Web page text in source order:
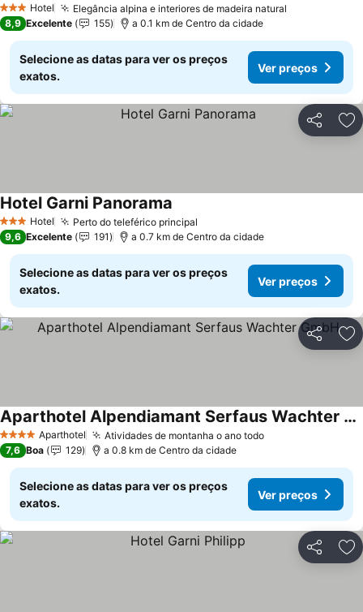
3 EstrelasHotel Elegância alpina e interiores de madeira natural
8,9 Excelente 155 a 0.1 km de Centro da cidade
Selecione as datas para ver os preços
exatos.
Ver preços
Partilhar
3 EstrelasHotel Perto do teleférico principal
Hotel Garni Panorama
9,6 Excelente 191 a 0.7 km de Centro da cidade
Selecione as datas para ver os preços
exatos.
Ver preços
Partilhar
4 EstrelasAparthotel Atividades de montanha o ano todo
Aparthotel Alpendiamant Serfaus Wachter GmbH
7,6 Boa 129 a 0.8 km de Centro da cidade
Selecione as datas para ver os preços
exatos.
Ver preços
Partilhar